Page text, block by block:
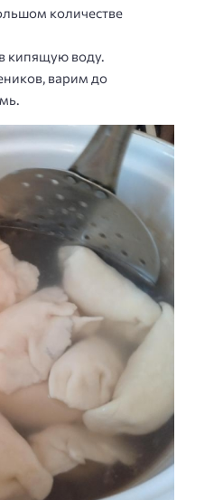
количестве
кипящую воду.
варим до